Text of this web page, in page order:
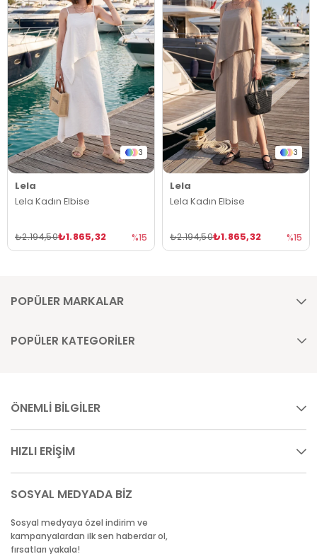
3
Lela
Lela Kadın Elbise
₺1.865,32
₺2.194,50 %15
3
Lela
Lela Kadın Elbise
₺1.865,32
₺2.194,50 %15
POPÜLER MARKALAR
POPÜLER KATEGORİLER
ÖNEMLİ BİLGİLER
HIZLI ERİŞİM
SOSYAL MEDYADA BİZ
Sosyal medyaya özel indirim ve
kampanyalardan ilk sen haberdar ol,
fırsatları yakala!